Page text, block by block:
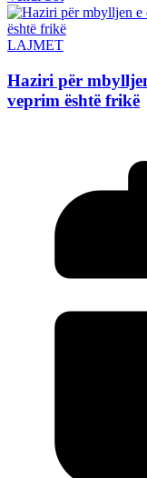
LAJMET
Haziri për
veprim është frikë